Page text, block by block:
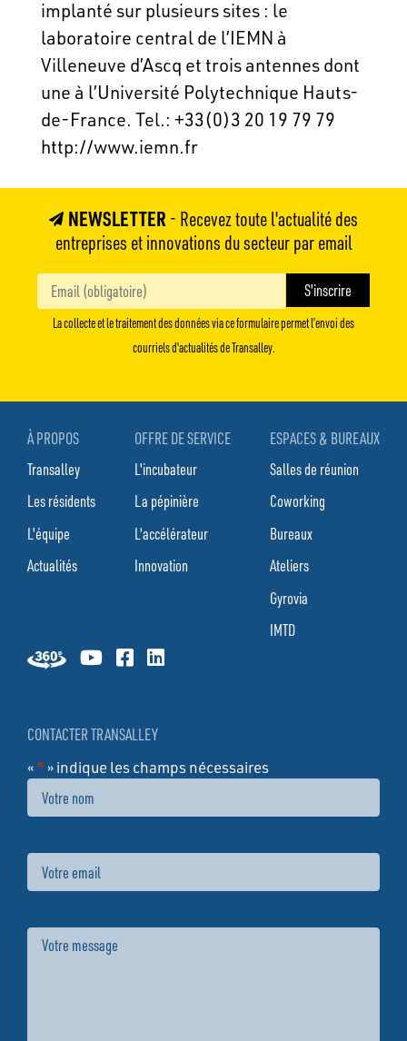
implanté sur plusieurs sites : le
laboratoire central de l’IEMN à
Villeneuve d’Ascq et trois antennes dont
une à l’Université Polytechnique Hauts-
de-France. Tel.: +33(0)3 20 19 79 79
http://www.iemn.fr
NEWSLETTER - Recevez toute l'actualité des
entreprises et innovations du secteur par email
La collecte et le traitement des données via ce formulaire permet l’envoi des
courriels d'actualités de Transalley.
À PROPOS
Transalley
Les résidents
L'équipe
Actualités
OFFRE DE SERVICE
L'incubateur
La pépinière
L'accélérateur
Innovation
ESPACES & BUREAUX
Salles de réunion
Coworking
Bureaux
Ateliers
Gyrovia
IMTD
CONTACTER TRANSALLEY
«* » indique les champs nécessaires
Nom
Email
Message